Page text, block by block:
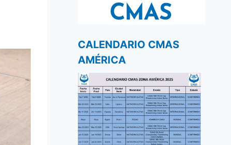
CALENDARIO CMAS
AMÉRICA